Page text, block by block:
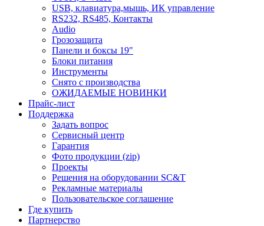
USB, клавиатура,мышь, ИК управление
RS232, RS485, Контакты
Audio
Грозозащита
Панели и боксы 19"
Блоки питания
Инструменты
Снято с производства
ОЖИДАЕМЫЕ НОВИНКИ
Прайс-лист
Поддержка
Задать вопрос
Сервисный центр
Гарантия
Фото продукции (zip)
Проекты
Решения на оборудовании SC&T
Рекламные материалы
Пользовательское соглашение
Где купить
Партнерство